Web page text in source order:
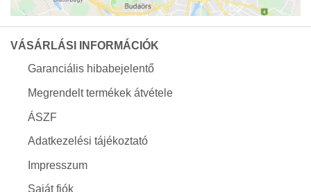
VÁSÁRLÁSI INFORMÁCIÓK
Garanciális hibabejelentő
Megrendelt termékek átvétele
ÁSZF
Adatkezelési tájékoztató
Impresszum
Saját fiók